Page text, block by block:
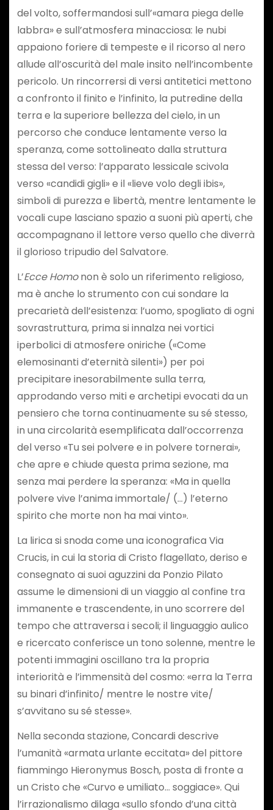
del volto, soffermandosi sull’«amara piega delle
labbra» e sull’atmosfera minacciosa: le nubi
appaiono foriere di tempeste e il ricorso al nero
allude all’oscurità del male insito nell’incombente
pericolo. Un rincorrersi di versi antitetici mettono
a confronto il finito e l’infinito, la putredine della
terra e la superiore bellezza del cielo, in un
percorso che conduce lentamente verso la
speranza, come sottolineato dalla struttura
stessa del verso: l’apparato lessicale scivola
verso «candidi gigli» e il «lieve volo degli ibis»,
simboli di purezza e libertà, mentre lentamente le
vocali cupe lasciano spazio a suoni più aperti, che
accompagnano il lettore verso quello che diverrà
il glorioso tripudio del Salvatore.
L’Ecce Homonon è solo un riferimento religioso,
ma è anche lo strumento con cui sondare la
precarietà dell’esistenza: l’uomo, spogliato di ogni
sovrastruttura, prima si innalza nei vortici
iperbolici di atmosfere oniriche («Come
elemosinanti d’eternità silenti») per poi
precipitare inesorabilmente sulla terra,
approdando verso miti e archetipi evocati da un
pensiero che torna continuamente su sé stesso,
in una circolarità esemplificata dall’occorrenza
del verso «Tu sei polvere e in polvere tornerai»,
che apre e chiude questa prima sezione, ma
senza mai perdere la speranza: «Ma in quella
polvere vive l’anima immortale/ (…) l’eterno
spirito che morte non ha mai vinto».
La lirica si snoda come una iconografica Via
Crucis, in cui la storia di Cristo flagellato, deriso e
consegnato ai suoi aguzzini da Ponzio Pilato
assume le dimensioni di un viaggio al confine tra
immanente e trascendente, in uno scorrere del
tempo che attraversa i secoli; il linguaggio aulico
e ricercato conferisce un tono solenne, mentre le
potenti immagini oscillano tra la propria
interiorità e l’immensità del cosmo: «erra la Terra
su binari d’infinito/ mentre le nostre vite/
s’avvitano su sé stesse».
Nella seconda stazione, Concardi descrive
l’umanità «armata urlante eccitata» del pittore
fiammingo Hieronymus Bosch, posta di fronte a
un Cristo che «Curvo e umiliato… soggiace». Qui
l’irrazionalismo dilaga «sullo sfondo d’una città